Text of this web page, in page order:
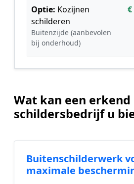
Optie: Kozijnen
schilderen
Buitenzijde (aanbevolen
bij onderhoud)
€
Wat kan een erkend
schildersbedrijf u
Buitenschilderwerk
maximale